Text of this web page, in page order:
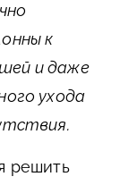
к
и даже
ухода
решить